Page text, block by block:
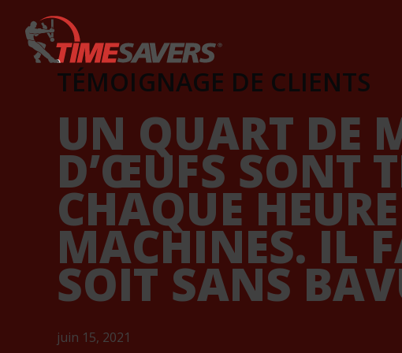
Keyword
TÉMOIGNAGE DE CLIENTS
UN QUART DE
D’ŒUFS SONT
CHAQUE
MACHINES. IL
SOIT SANS
juin 15, 2021